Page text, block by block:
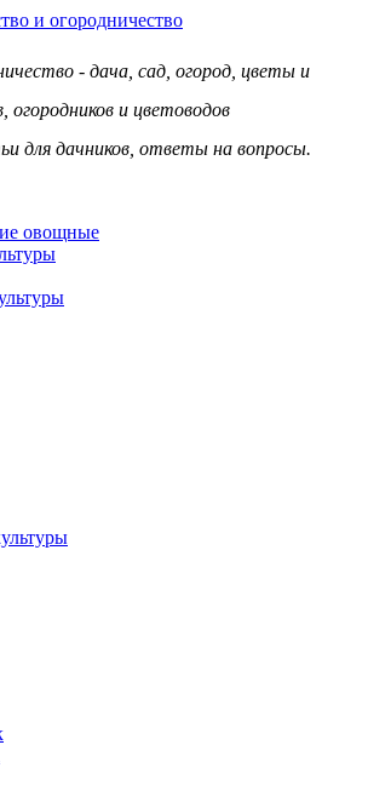
и огородничество
- дача, сад, огород, цветы и
огородников и цветоводов
для дачников, ответы на вопросы.
овощные